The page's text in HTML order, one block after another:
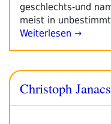
geschlechts-und
meist in
Weiterlesen →
Christoph